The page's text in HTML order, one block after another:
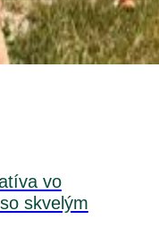
vo
skvelým